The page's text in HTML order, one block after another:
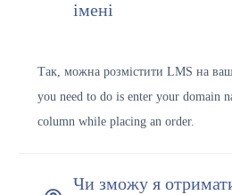
імені
Так, можна розмістити LMS на
you need to do is enter your domain
column while placing an order.
Чи зможу я